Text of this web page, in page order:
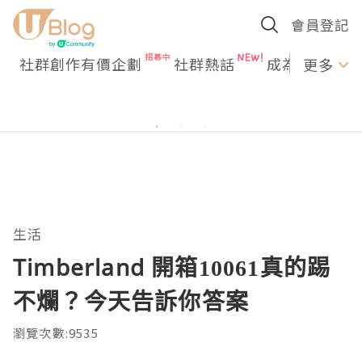
會員登記
社群創作有價企劃 社群熱話 成為U更多
生活
Timberland 開箱10061真的踢
不爛？今天告訴你答案
瀏覽次數:9535